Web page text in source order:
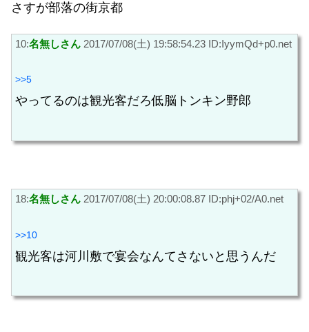
さすが部落の街京都
10:名無しさん 2017/07/08(土) 19:58:54.23 ID:IyymQd+p0.net
>>5
やってるのは観光客だろ低脳トンキン野郎
18:名無しさん 2017/07/08(土) 20:00:08.87 ID:phj+02/A0.net
>>10
観光客は河川敷で宴会なんてさないと思うんだ